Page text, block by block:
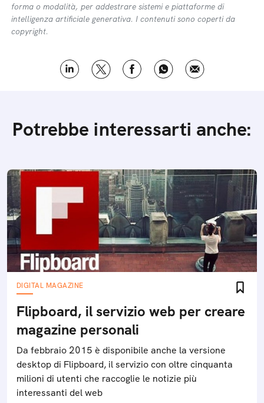
forma o modalità, per addestrare sistemi e piattaforme di
intelligenza artificiale generativa. I contenuti sono coperti da
copyright.
Potrebbe interessarti anche:
DIGITAL MAGAZINE
Flipboard, il servizio web per creare
magazine personali
Da febbraio 2015 è disponibile anche la versione
desktop di Flipboard, il servizio con oltre cinquanta
milioni di utenti che raccoglie le notizie più
interessanti del web